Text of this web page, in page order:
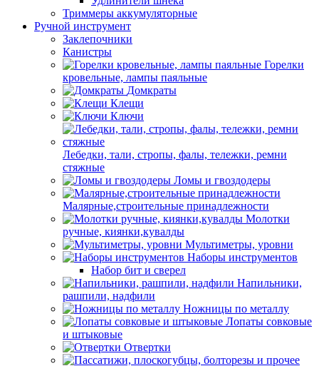
Триммеры аккумуляторные
Ручной инструмент
Заклепочники
Канистры
Горелки
кровельные, лампы паяльные
Домкраты
Клещи
Ключи
Лебедки, тали, стропы, фалы, тележки, ремни
стяжные
Ломы и гвоздодеры
Малярные,строительные принадлежности
Молотки
ручные, киянки,кувалды
Мультиметры, уровни
Наборы инструментов
Набор бит и сверел
Напильники,
рашпили, надфили
Ножницы по металлу
Лопаты совковые
и штыковые
Отвертки